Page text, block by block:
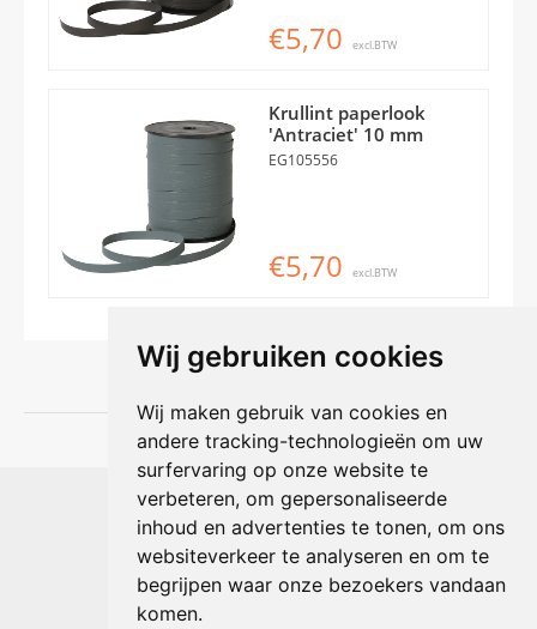
Wij gebruiken cookies
Wij maken gebruik van cookies en
andere tracking-technologieën om uw
surfervaring op onze website te
verbeteren, om gepersonaliseerde
inhoud en advertenties te tonen, om ons
websiteverkeer te analyseren en om te
begrijpen waar onze bezoekers vandaan
komen.
€5,70 excl.BTW
Krullint paperlook
'Antraciet' 10 mm
EG105556
€5,70 excl.BTW
Shophouse online
Max Planckstraat 4
6716 BE Ede, Nederland
Telefoon:+31(0)318 618 121
E-mail: info@shophouse.nl
Geopend: ma t/m vr 09:00-17:00 uur